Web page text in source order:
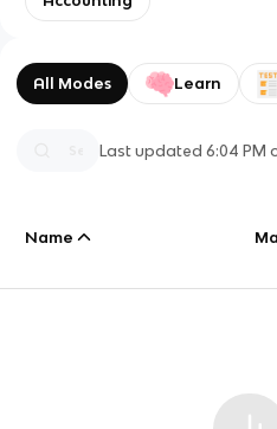
All Modes Learn
Last updated6:04 PM
Name